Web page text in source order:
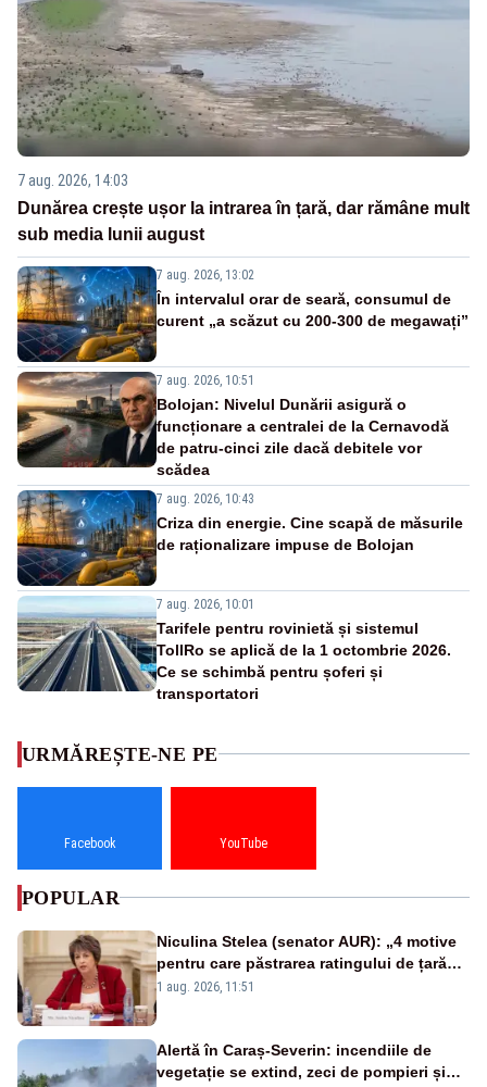
7 aug. 2026, 14:03
Dunărea crește ușor la intrarea în țară, dar rămâne mult
sub media lunii august
7 aug. 2026, 13:02
În intervalul orar de seară, consumul de
curent „a scăzut cu 200-300 de megawați”
7 aug. 2026, 10:51
Bolojan: Nivelul Dunării asigură o
funcționare a centralei de la Cernavodă
de patru-cinci zile dacă debitele vor
scădea
7 aug. 2026, 10:43
Criza din energie. Cine scapă de măsurile
de raționalizare impuse de Bolojan
7 aug. 2026, 10:01
Tarifele pentru rovinietă și sistemul
TollRo se aplică de la 1 octombrie 2026.
Ce se schimbă pentru șoferi și
transportatori
URMĂREȘTE-NE PE
Facebook YouTube
POPULAR
Niculina Stelea (senator AUR): „4 motive
pentru care păstrarea ratingului de țară
nu este o reușită pentru Guvernul
1 aug. 2026, 11:51
Alertă în Caraș-Severin: incendiile de
vegetație se extind, zeci de pompieri și